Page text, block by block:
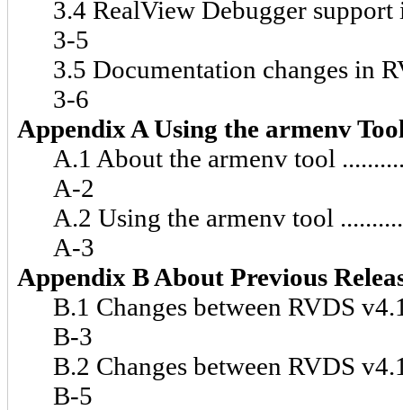
3.4 RealView Debugger support
3-5
3.5 Documentation changes in
3-6
Appendix A Using the armenv
A.1 About the armenv tool
A-2
A.2 Using the armenv tool
A-3
Appendix B About Previous
B.1 Changes between RVDS
B-3
B.2 Changes between RVDS
B-5